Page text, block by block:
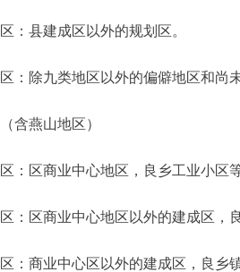
县建成区以外的规划区。
除九类地区以外的偏僻地区和尚
燕山地区）
区商业中心地区，良乡工业小区
区商业中心地区以外的建成区，
商业中心区以外的建成区，良乡